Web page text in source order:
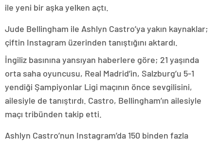
ile yeni bir aşka yelken açtı.
Jude Bellingham ile Ashlyn Castro’ya yakın kaynaklar;
çiftin Instagram üzerinden tanıştığını aktardı.
İngiliz basınına yansıyan haberlere göre; 21 yaşında
orta saha oyuncusu, Real Madrid’in, Salzburg’u 5-1
yendiği Şampiyonlar Ligi maçının önce sevgilisini,
ailesiyle de tanıştırdı. Castro, Bellingham’ın ailesiyle
maçı tribünden takip etti.
Ashlyn Castro’nun Instagram’da 150 binden fazla